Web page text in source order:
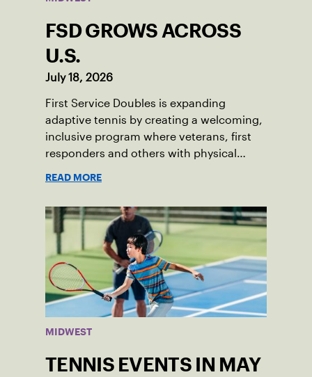
FSD GROWS ACROSS
U.S.
July 18, 2026
First Service Doubles is expanding
adaptive tennis by creating a welcoming,
inclusive program where veterans, first
responders and others with physical
the court.
READ MORE
MIDWEST
TENNIS EVENTS IN MAY